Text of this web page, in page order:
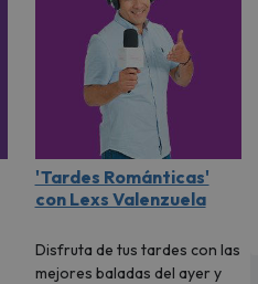
'Tardes Románticas'
con Lexs Valenzuela
Disfruta de tus tardes con las
mejores baladas del ayer y